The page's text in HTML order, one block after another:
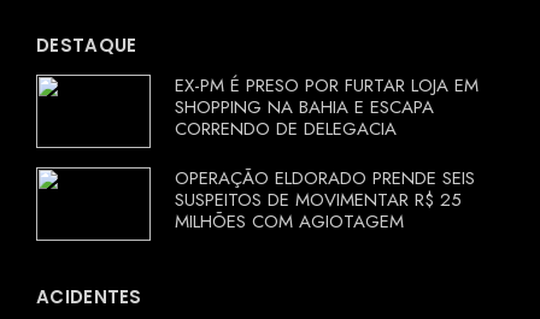
DESTAQUE
EX-PM É PRESO POR FURTAR LOJA EM
SHOPPING NA BAHIA E ESCAPA
CORRENDO DE DELEGACIA
OPERAÇÃO ELDORADO PRENDE SEIS
SUSPEITOS DE MOVIMENTAR R$ 25
MILHÕES COM AGIOTAGEM
ACIDENTES